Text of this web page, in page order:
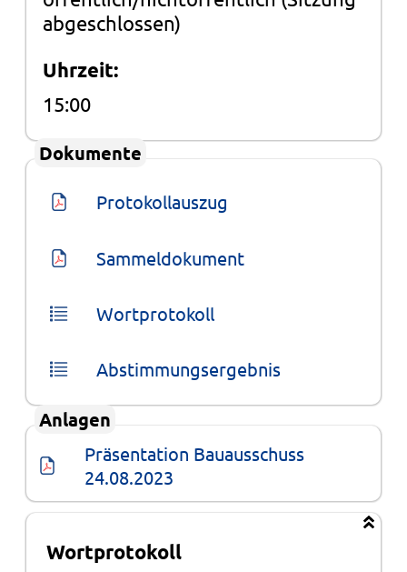
abgeschlossen)
Uhrzeit:
15:00
Dokumente
Protokollauszug
Sammeldokument
Wortprotokoll
Abstimmungsergebnis
Anlagen
Präsentation Bauausschuss
24.08.2023
Wortprotokoll